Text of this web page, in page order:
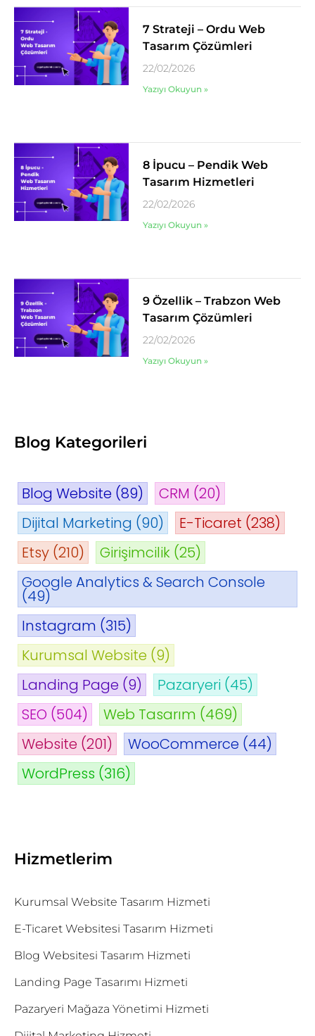
7 Strateji – Ordu Web
Tasarım Çözümleri
22/02/2026
Yazıyı Okuyun »
8 İpucu – Pendik Web
Tasarım Hizmetleri
22/02/2026
Yazıyı Okuyun »
9 Özellik – Trabzon Web
Tasarım Çözümleri
22/02/2026
Yazıyı Okuyun »
Blog Kategorileri
Blog Website (89) CRM (20)
Dijital Marketing (90) E-Ticaret (238)
Etsy (210) Girişimcilik (25)
Google Analytics & Search Console
(49)
Instagram (315)
Kurumsal Website (9)
Landing Page (9) Pazaryeri (45)
SEO (504) Web Tasarım (469)
Website (201) WooCommerce (44)
WordPress (316)
Hizmetlerim
Kurumsal Website Tasarım Hizmeti
E-Ticaret Websitesi Tasarım Hizmeti
Blog Websitesi Tasarım Hizmeti
Landing Page Tasarımı Hizmeti
Pazaryeri Mağaza Yönetimi Hizmeti